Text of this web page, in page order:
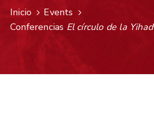
CONTACTO
Inicio
Events
​Conferencias El círculo de la Yihad